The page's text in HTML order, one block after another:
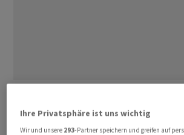
Inflationsdaten weiterhin im
USA stehen die ersten Quartalszahlen
Ihre Privatsphäre ist uns wichtig
Wir und unsere 293-Partner speichern und greifen auf